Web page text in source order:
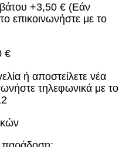
+3,50 € (Εάν
επικοινωνήστε με το
€
ή αποστείλετε νέα
τηλεφωνικά με το